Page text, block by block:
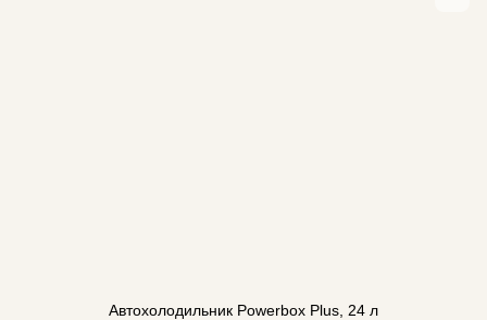
Автохолодильник Powerbox Plus, 24 л